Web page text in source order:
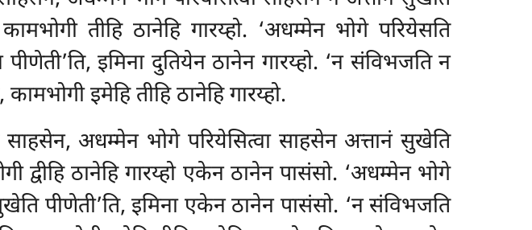
तीहि ठानेहि गारय्हो. ‘अधम्मेन भोगे परियेसति
इमिना दुतियेन ठानेन गारय्हो. ‘न संविभजति न
इमेहि तीहि ठानेहि गारय्हो.
साहसेन, अधम्मेन भोगे परियेसित्वा साहसेन अत्तानं सुखेति
ठानेहि गारय्हो एकेन ठानेन पासंसो. ‘अधम्मेन भोगे
पीणेती’ति, इमिना एकेन ठानेन पासंसो. ‘न संविभजति